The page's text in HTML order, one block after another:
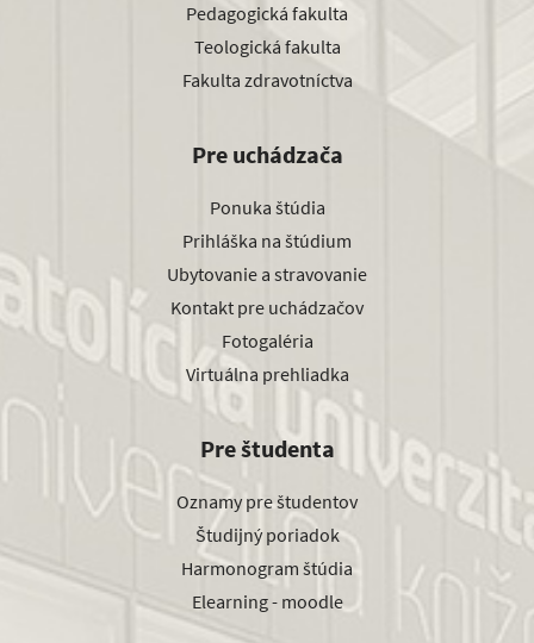
Pedagogická fakulta
Teologická fakulta
Fakulta zdravotníctva
Pre uchádzača
Ponuka štúdia
Prihláška na štúdium
Ubytovanie a stravovanie
Kontakt pre uchádzačov
Fotogaléria
Virtuálna prehliadka
Pre študenta
Oznamy pre študentov
Študijný poriadok
Harmonogram štúdia
Elearning - moodle